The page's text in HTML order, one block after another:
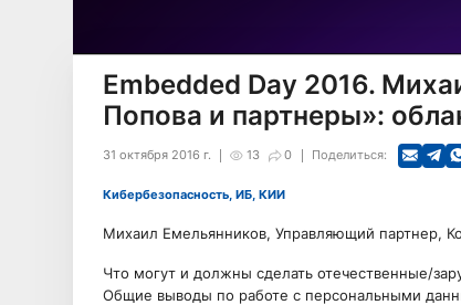
Embedded Day 2016.
Попова и партнеры»:
13 0
31 октября 2016 г. Поделиться:
Кибербезопасность, ИБ, КИИ
Михаил Емельянников, Управляющий партнер,
Что могут и должны сделать отечественные/
Общие выводы по работе с персональными